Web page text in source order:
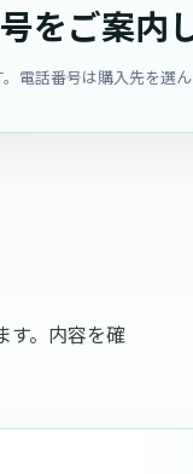
をご案内し
電話番号は購入先を選ん
す。内容を確